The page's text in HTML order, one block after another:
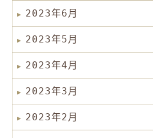
2023年6月
2023年5月
2023年4月
2023年3月
2023年2月